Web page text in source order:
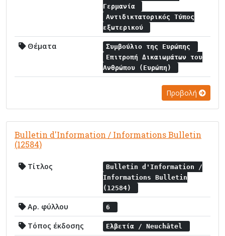
Γερμανία
Αντιδικτατορικός Τύπος
εξωτερικού
Θέματα
Συμβούλιο της Ευρώπης
Επιτροπή Δικαιωμάτων του
Ανθρώπου (Ευρώπη)
Προβολή
Bulletin d'Information / Informations Bulletin
(12584)
Τίτλος
Bulletin d'Information /
Informations Bulletin
(12584)
Αρ. φύλλου 6
Τόπος έκδοσης Ελβετία / Neuchâtel